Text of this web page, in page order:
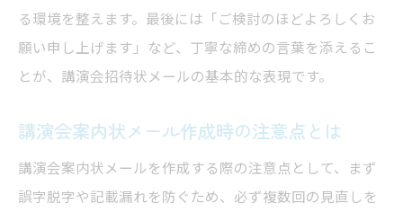
る環境を整えます。最後には「ご検討のほどよろしくお
願い申し上げます」など、丁寧な締めの言葉を添えるこ
とが、講演会招待状メールの基本的な表現です。
講演会案内状メール作成時の注意点とは
講演会案内状メールを作成する際の注意点として、まず
誤字脱字や記載漏れを防ぐため、必ず複数回の見直しを